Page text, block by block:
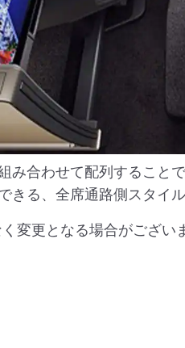
み合わせて配列するこ
きる、全席通路側スタイル
変更となる場合がござい